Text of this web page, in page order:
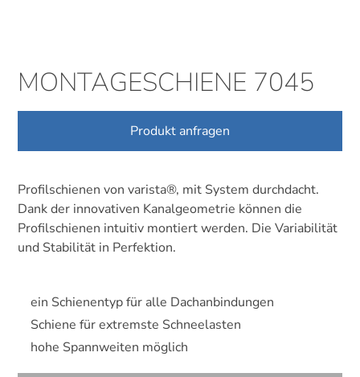
MONTAGESCHIENE 7045
Produkt anfragen
Profilschienen von varista®, mit System durchdacht.
Dank der innovativen Kanalgeometrie können die
Profilschienen intuitiv montiert werden. Die Variabilität
und Stabilität in Perfektion.
ein Schienentyp für alle Dachanbindungen
Schiene für extremste Schneelasten
hohe Spannweiten möglich